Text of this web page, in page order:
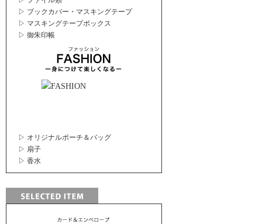
▷ ブックカバー・マスキングテープ
▷ マスキングテープボックス
▷ 御朱印帳
▷ オリジナルポーチ＆バッグ
▷ 扇子
▷ 香水